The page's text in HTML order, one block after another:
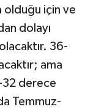
olduğu için ve
dolayı
36-
ama
32 derece
Temmuz-